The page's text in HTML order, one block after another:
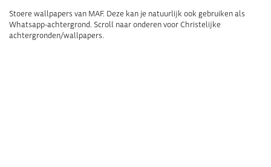
Stoere wallpapers van MAF. Deze kan je natuurlijk ook gebruiken als
Whatsapp-achtergrond. Scroll naar onderen voor Christelijke
achtergronden/wallpapers.